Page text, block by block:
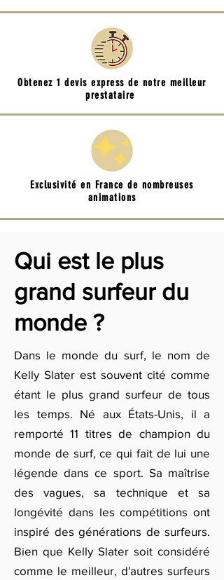
Obtenez 1 devis express de notre meilleur
prestataire
Exclusivité en France de nombreuses
animations
Qui est le plus
grand surfeur du
monde ?
Dans le monde du surf, le nom de
Kelly Slater est souvent cité comme
étant le plus grand surfeur de tous
les temps. Né aux États-Unis, il a
remporté 11 titres de champion du
monde de surf, ce qui fait de lui une
légende dans ce sport. Sa maîtrise
des vagues, sa technique et sa
longévité dans les compétitions ont
inspiré des générations de surfeurs.
Bien que Kelly Slater soit considéré
comme le meilleur, d'autres surfeurs